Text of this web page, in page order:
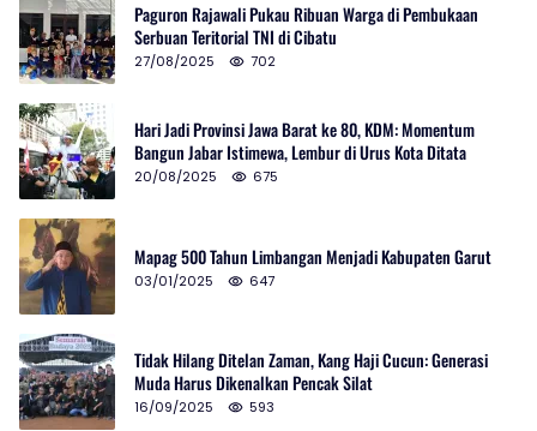
Paguron Rajawali Pukau Ribuan Warga di Pembukaan
Serbuan Teritorial TNI di Cibatu
27/08/2025 702
Hari Jadi Provinsi Jawa Barat ke 80, KDM: Momentum
Bangun Jabar Istimewa, Lembur di Urus Kota Ditata
20/08/2025 675
Mapag 500 Tahun Limbangan Menjadi Kabupaten Garut
03/01/2025 647
Tidak Hilang Ditelan Zaman, Kang Haji Cucun: Generasi
Muda Harus Dikenalkan Pencak Silat
16/09/2025 593